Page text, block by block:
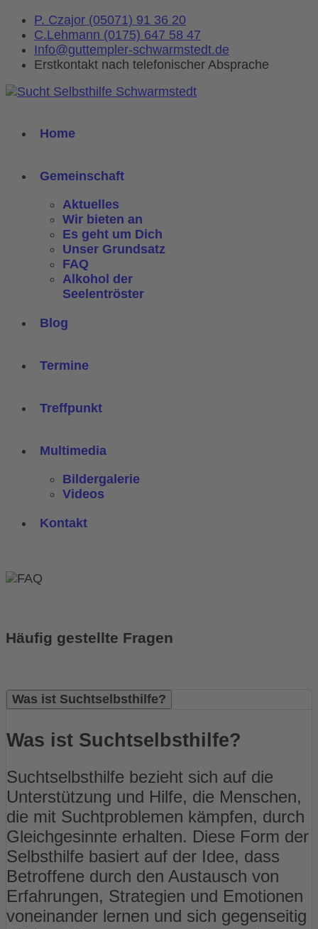
P. Czajor (05071) 91 36 20
C.Lehmann (0175) 647 58 47
Info@guttempler-schwarmstedt.de
Erstkontakt nach telefonischer Absprache
Home
Gemeinschaft
Aktuelles
Wir bieten an
Es geht um Dich
Unser Grundsatz
FAQ
Alkohol der
Seelentröster
Blog
Termine
Treffpunkt
Multimedia
Bildergalerie
Videos
Kontakt
Häufig gestellte Fragen
Was ist Suchtselbsthilfe?
Was ist Suchtselbsthilfe?
Suchtselbsthilfe bezieht sich auf die
Unterstützung und Hilfe, die Menschen,
die mit Suchtproblemen kämpfen, durch
Gleichgesinnte erhalten. Diese Form der
Selbsthilfe basiert auf der Idee, dass
Betroffene durch den Austausch von
Erfahrungen, Strategien und Emotionen
voneinander lernen und sich gegenseitig